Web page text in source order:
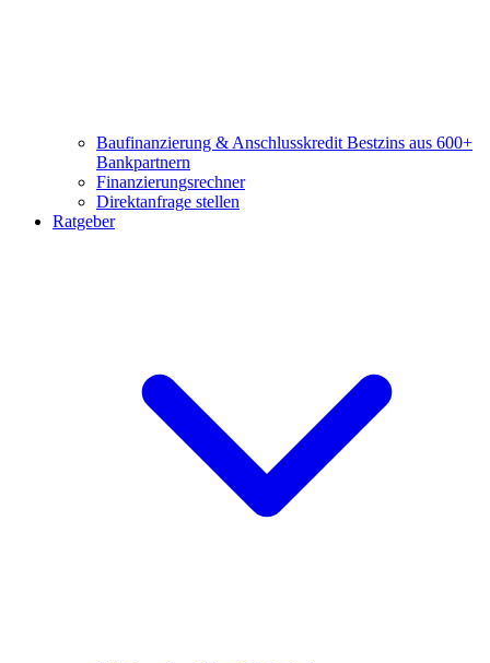
Baufinanzierung & Anschlusskredit Bestzins aus 600+
Bankpartnern
Finanzierungsrechner
Direktanfrage stellen
Ratgeber